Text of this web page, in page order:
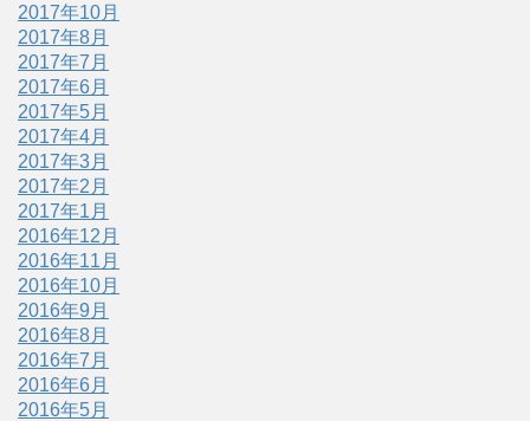
2017年10月
2017年8月
2017年7月
2017年6月
2017年5月
2017年4月
2017年3月
2017年2月
2017年1月
2016年12月
2016年11月
2016年10月
2016年9月
2016年8月
2016年7月
2016年6月
2016年5月